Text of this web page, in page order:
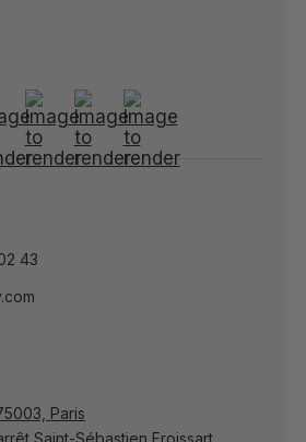
43
Paris
Saint-Sébastien Froissart